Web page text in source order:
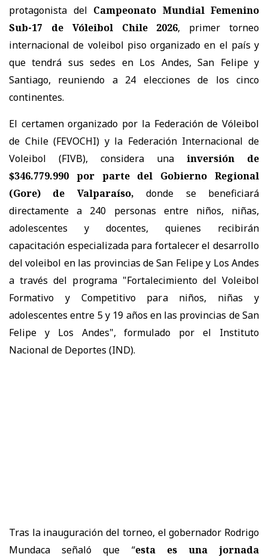
protagonista del Campeonato Mundial Femenino
Sub-17 de Vóleibol Chile 2026, primer torneo
internacional de voleibol piso organizado en el país y
que tendrá sus sedes en Los Andes, San Felipe y
Santiago, reuniendo a 24 elecciones de los cinco
continentes.
El certamen organizado por la Federación de Vóleibol
de Chile (FEVOCHI) y la Federación Internacional de
Voleibol (FIVB), considera una
inversión de
$346.779.990 por parte del Gobierno Regional
(Gore) de Valparaíso,
donde se beneficiará
directamente a 240 personas entre niños, niñas,
adolescentes y docentes, quienes recibirán
capacitación especializada para fortalecer el desarrollo
del voleibol en las provincias de San Felipe y Los Andes
a través del programa "Fortalecimiento del Voleibol
Formativo y Competitivo para niños, niñas y
adolescentes entre 5 y 19 años en las provincias de San
Felipe y Los Andes", formulado por el Instituto
Nacional de Deportes (IND).
Tras la inauguración del torneo, el gobernador Rodrigo
Mundaca señaló que “esta es una jornada